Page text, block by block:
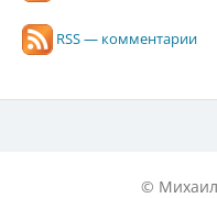
RSS — комментарии
©